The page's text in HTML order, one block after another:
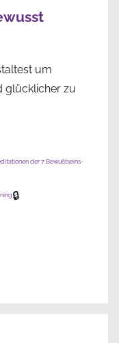
um
glücklicher zu
🔒